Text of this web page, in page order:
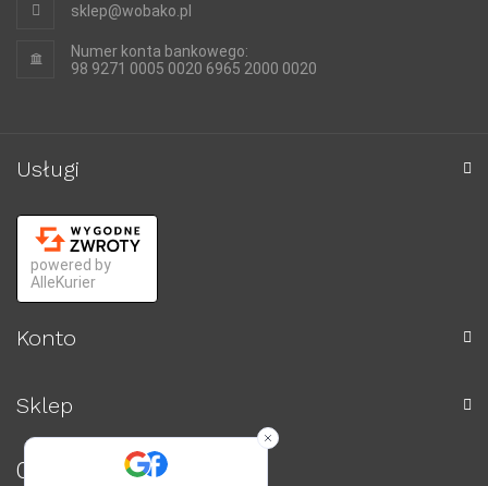
sklep@wobako.pl
Numer konta bankowego:
98 9271 0005 0020 6965 2000 0020
Usługi
powered by
AlleKurier
Konto
Sklep
O firmie